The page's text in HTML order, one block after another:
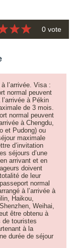
0 vote
l’arrivée. Visa :
normal peuvent
à Pékin
de 3 mois.
normal peuvent
à Chengdu,
et Pudong) ou
maximale
d’invitation
séjours d’une
arrivant et en
doivent
de leur
normal
à l’arrivée à
Haikou,
Weihai,
être obtenu à
de touristes
à la
durée de séjour